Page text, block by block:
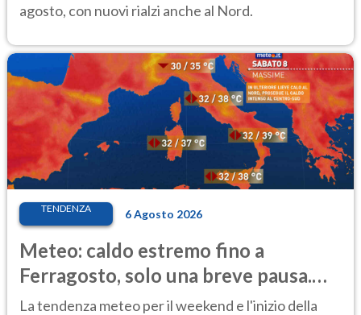
agosto, con nuovi rialzi anche al Nord.
TENDENZA 6 Agosto 2026
Meteo: caldo estremo fino a
Ferragosto, solo una breve pausa.
Ecco dove
La tendenza meteo per il weekend e l'inizio della